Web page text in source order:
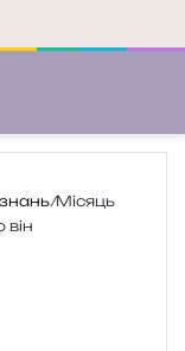
/Місяць